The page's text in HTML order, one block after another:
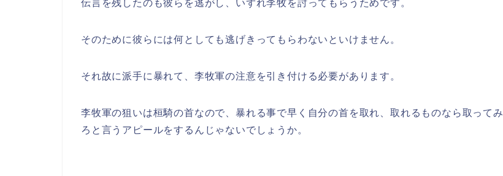
伝言を残したのも彼らを逃がし、いずれ李牧を討ってもらうためです。
そのために彼らには何としても逃げきってもらわないといけません。
それ故に派手に暴れて、李牧軍の注意を引き付ける必要があります。
李牧軍の狙いは桓騎の首なので、暴れる事で早く自分の首を取れ、取れるものなら取ってみ
ろと言うアピールをするんじゃないでしょうか。